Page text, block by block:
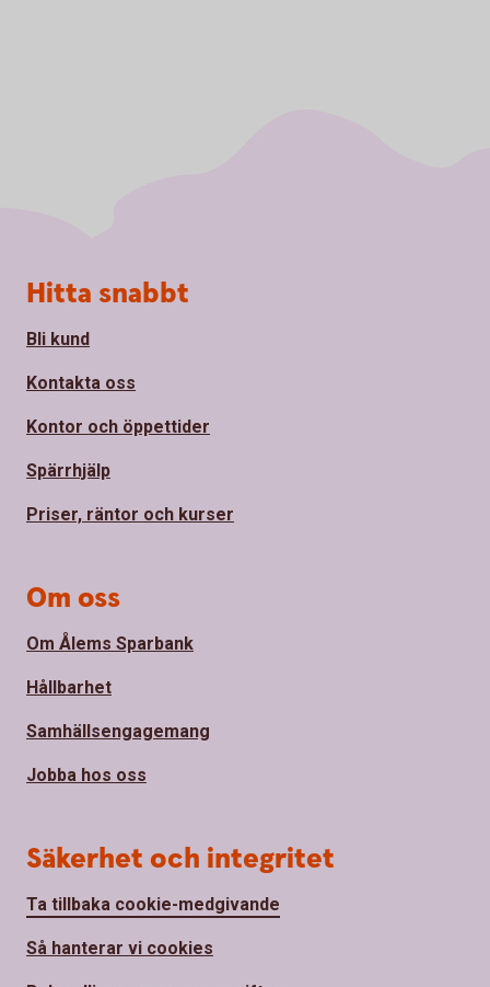
Sidfot
Hitta snabbt
Bli kund
Kontakta oss
Kontor och öppettider
Spärrhjälp
Priser, räntor och kurser
Om oss
Om Ålems Sparbank
Hållbarhet
Samhällsengagemang
Jobba hos oss
Säkerhet och integritet
Ta tillbaka cookie-medgivande
Så hanterar vi cookies